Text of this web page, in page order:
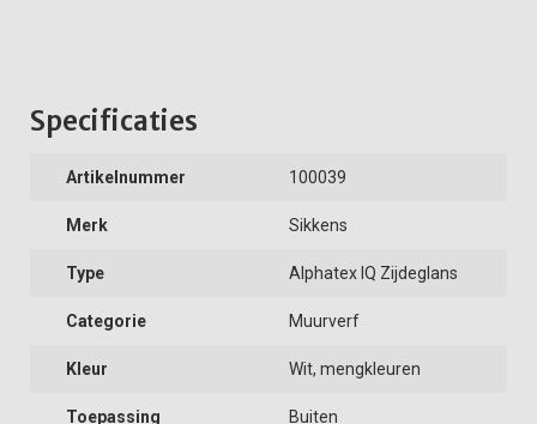
Specificaties
Artikelnummer 100039
Merk Sikkens
Type Alphatex IQ Zijdeglans
Categorie Muurverf
Kleur Wit, mengkleuren
Toepassing Buiten